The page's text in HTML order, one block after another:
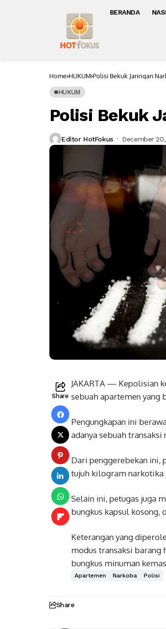
BERANDA
Home HUKUM Polisi Bekuk Jaringan
HUKUM
Polisi Bekuk
Editor HotFokus December
Share
JAKARTA — Kepolisian
sebuah apartemen yang
Pengungkapan ini
adanya sebuah
Dari penggerebekan ini,
tujuh kilogram narkotika
Selain ini, petugas juga
bungkus kapsul kosong,
Keterangan yang
modus transaksi barang
bungkus minuman
Apartemen Narkoba Polisi
Share